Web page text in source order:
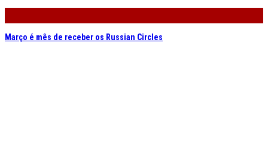
Março é mês de receber os Russian Circles